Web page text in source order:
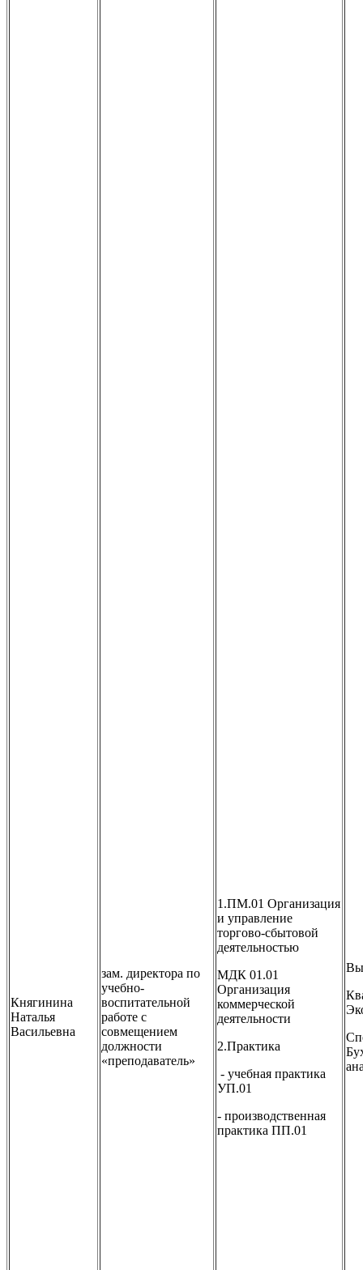
Княгинина
Наталья
Васильевна
зам. директора по
учебно-
воспитательной
работе с
совмещением
должности
«преподаватель»
1.ПМ.01 Организация
и управление
торгово-сбытовой
деятельностью
МДК 01.01
Организация
коммерческой
деятельности
2.Практика
- учебная практика
УП.01
- производственная
практика ПП.01